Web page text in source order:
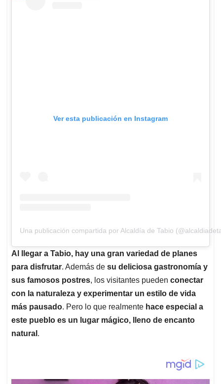
Ver esta publicación en Instagram
Una publicación compartida por Alcaldía de Tabio
Al llegar a Tabio, hay una gran variedad de planes
para disfrutar. Además de su deliciosa gastronomía y
sus famosos postres, los visitantes pueden conectar
con la naturaleza y experimentar un estilo de vida
más pausado. Pero lo que realmente hace especial a
este pueblo es un lugar mágico, lleno de encanto
natural .